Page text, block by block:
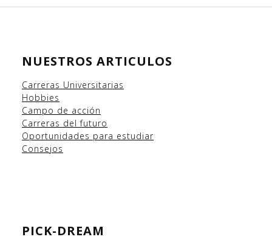
NUESTROS ARTICULOS
Carreras Universitarias
Hobbies
Campo de acción
Carreras del futuro
Oportunidades para estudiar
Consejos
PICK-DREAM